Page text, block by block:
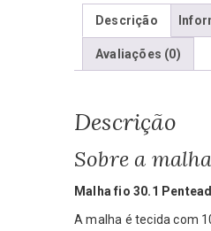
Descrição
Avaliações (0)
Descrição
Sobre a malha
Malha fio 30.1
A malha é tecida com